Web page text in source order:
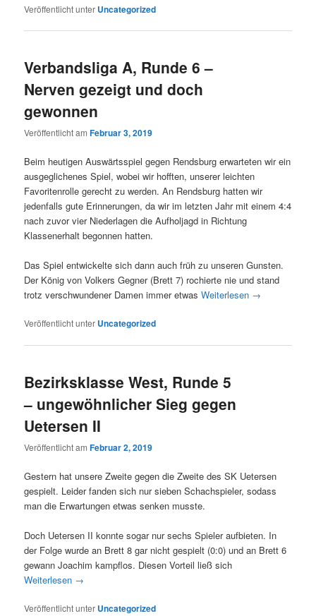
Veröffentlicht unter Uncategorized
Verbandsliga A, Runde 6 –
Nerven gezeigt und doch
gewonnen
Veröffentlicht amFebruar 3, 2019
Beim heutigen Auswärtsspiel gegen Rendsburg erwarteten wir ein
ausgeglichenes Spiel, wobei wir hofften, unserer leichten
Favoritenrolle gerecht zu werden. An Rendsburg hatten wir
jedenfalls gute Erinnerungen, da wir im letzten Jahr mit einem 4:4
nach zuvor vier Niederlagen die Aufholjagd in Richtung
Klassenerhalt begonnen hatten.
Das Spiel entwickelte sich dann auch früh zu unseren Gunsten.
Der König von Volkers Gegner (Brett 7) rochierte nie und stand
trotz verschwundener Damen immer etwasWeiterlesen →
Veröffentlicht unter Uncategorized
Bezirksklasse West, Runde 5
– ungewöhnlicher Sieg gegen
Uetersen II
Veröffentlicht amFebruar 2, 2019
Gestern hat unsere Zweite gegen die Zweite des SK Uetersen
gespielt. Leider fanden sich nur sieben Schachspieler, sodass
man die Erwartungen etwas senken musste.
Doch Uetersen II konnte sogar nur sechs Spieler aufbieten. In
der Folge wurde an Brett 8 gar nicht gespielt (0:0) und an Brett 6
gewann Joachim kampflos. Diesen Vorteil ließ sich
Weiterlesen →
Veröffentlicht unter Uncategorized